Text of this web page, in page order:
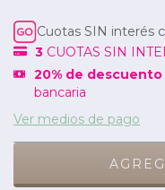
Cuotas SIN interés
3 CUOTAS SIN
20% de descuento
bancaria
Ver medios de pago